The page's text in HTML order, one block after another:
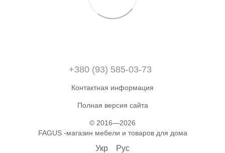
+380 (93) 585-03-73
Контактная информация
Полная версия сайта
© 2016—2026
FAGUS -магазин мебели и товаров для дома
Укр Рус